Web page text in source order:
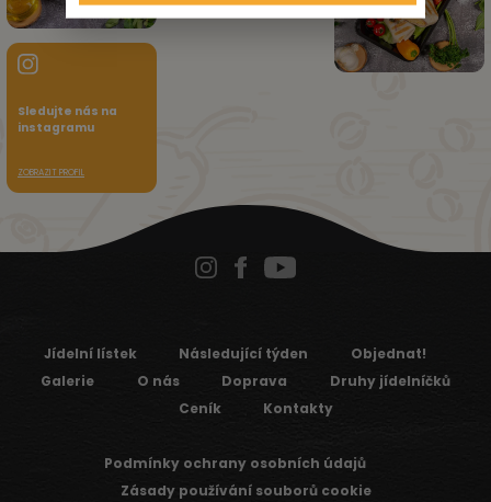
Sledujte nás na
instagramu
ZOBRAZIT PROFIL
Jídelní lístek Následující týden
Objednat!
Galerie
O nás Doprava
Druhy jídelníčků
Ceník
Kontakty
Podmínky ochrany osobních údajů
Zásady používání souborů cookie